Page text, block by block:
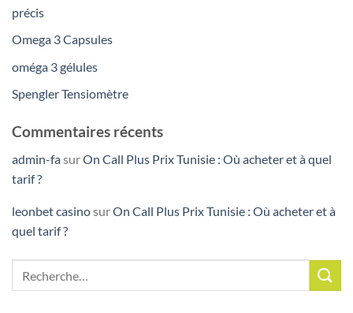
précis
Omega 3 Capsules
oméga 3 gélules
Spengler Tensiomètre
Commentaires récents
admin-fasurOn Call Plus Prix Tunisie : Où acheter et à quel
tarif ?
leonbet casinosurOn Call Plus Prix Tunisie : Où acheter et à
quel tarif ?